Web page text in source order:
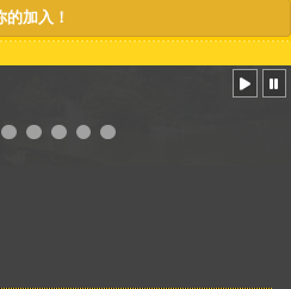
加入！